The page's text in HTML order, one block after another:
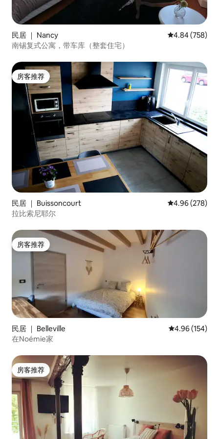
民居 ｜ Nancy 平均评分 4.84
4.84 (758)
南锡复式公寓，带车库（整套住宅）
房客推荐
房客推荐
民居 ｜ Buissoncourt 平均评分 4.96
4.96 (278)
拉比索尼耶尔
房客推荐
房客推荐
民居 ｜ Belleville 平均评分 4.96
4.96 (154)
在Noémie家
房客推荐
房客推荐